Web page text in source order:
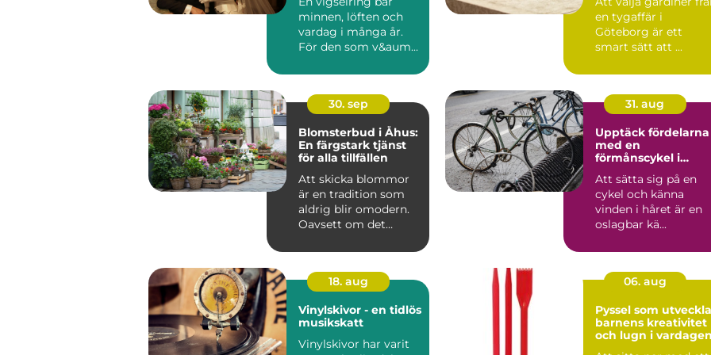
minnen, löften och
vardag i många år.
För den som v&aum...
en tygaffär i
Göteborg är ett
smart sätt att ...
30. sep
Blomsterbud i Åhus:
En färgstark tjänst
för alla tillfällen
Att skicka blommor
är en tradition som
aldrig blir omodern.
Oavsett om det
31. aug
Upptäck fördelarna
med en
förmånscykel i
Att sätta sig på en
cykel och känna
vinden i håret är en
oslagbar kä...
18. aug
Vinylskivor - en tidlös
musikskatt
Vinylskivor har varit
06. aug
Pyssel som
barnens kreativitet
och lugn i vardagen